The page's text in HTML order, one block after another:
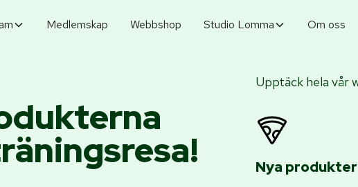
Medlemskap Webbshop Studio Lomma Om oss
Upptäck hela vår
Nya produkter